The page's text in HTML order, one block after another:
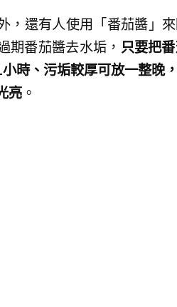
，還有人使用「番茄醬」
期番茄醬去水垢， 只要把
時、污垢較厚可放一整晚
亮。